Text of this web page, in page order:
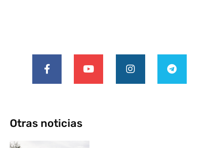
Otras noticias